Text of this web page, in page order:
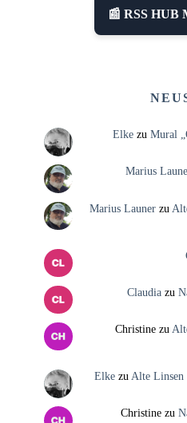
📰 RSS HUB
Elkezu Mural
Marius
Marius Launerzu
Claudiazu
Christinezu
Elkezu Alte Linsen
Christinezu